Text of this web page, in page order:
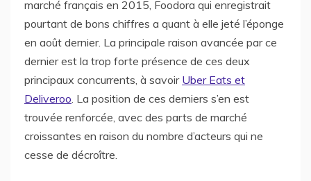
marché français en 2015, Foodora qui enregistrait
pourtant de bons chiffres a quant à elle jeté l’éponge
en août dernier. La principale raison avancée par ce
dernier est la trop forte présence de ces deux
principaux concurrents, à savoir Uber Eats et
Deliveroo . La position de ces derniers s’en est
trouvée renforcée, avec des parts de marché
croissantes en raison du nombre d’acteurs qui ne
cesse de décroître.